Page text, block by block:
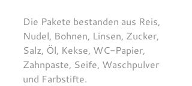
Die Pakete bestanden aus Reis,
Nudel, Bohnen, Linsen, Zucker,
Salz, Öl, Kekse, WC-Papier,
Zahnpaste, Seife, Waschpulver
und Farbstifte.